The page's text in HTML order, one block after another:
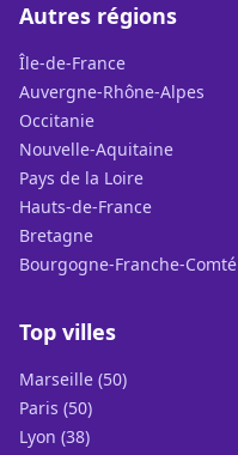
Autres régions
Île-de-France
Auvergne-Rhône-Alpes
Occitanie
Nouvelle-Aquitaine
Pays de la Loire
Hauts-de-France
Bretagne
Bourgogne-Franche-Comté
Top villes
Marseille (50)
Paris (50)
Lyon (38)